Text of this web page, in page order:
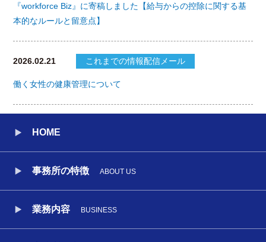
『workforce Biz』に寄稿しました【給与からの控除に関する基
本的なルールと留意点】
2026.02.21 これまでの情報配信メール
働く女性の健康管理について
HOME
事務所の特徴 ABOUT US
業務内容 BUSINESS